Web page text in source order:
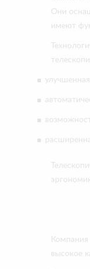
Они
имеют
высокое